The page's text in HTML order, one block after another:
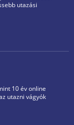
utazási
10 év online
utazni vágyók